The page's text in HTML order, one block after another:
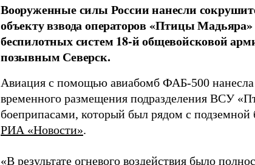
Вооруженные силы России нанесли
объекту взвода операторов «Птицы
беспилотных систем 18-й общевойсковой
позывным Северск.
Авиация с помощью авиабомб ФАБ-500
временного размещения подразделения ВСУ
боеприпасами, который был рядом с подземной
РИА «Новости».
«В результате огневого воздействия было